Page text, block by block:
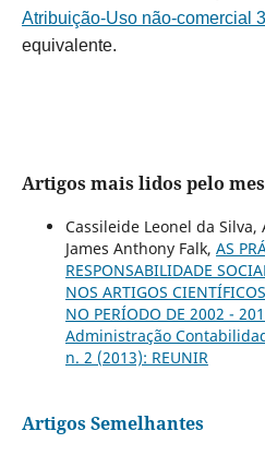
Atribuição-Uso não-comercial
equivalente.
Artigos mais lidos pelo
Cassileide Leonel da Silva,
James Anthony Falk, AS
RESPONSABILIDADE
NOS ARTIGOS
NO PERÍODO DE 2002 -
Administração
n. 2 (2013): REUNIR
Artigos Semelhantes